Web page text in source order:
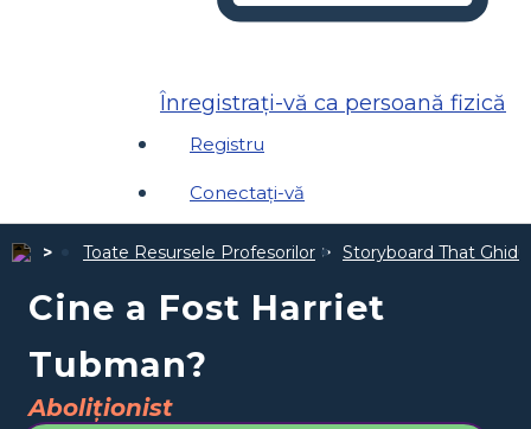
Înregistrați-vă ca persoană fizică
Registru
Conectați-vă
Toate Resursele Profesorilor Storyboard That
Cine a Fost Harriet
Tubman?
Aboliţionist